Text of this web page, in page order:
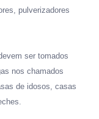
pulverizadores
ser tomados
nos chamados
de idosos, casas